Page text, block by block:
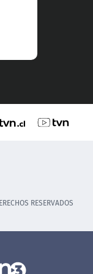
RESERVADOS